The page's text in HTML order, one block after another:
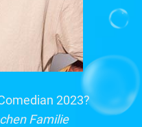
2023?
Familie